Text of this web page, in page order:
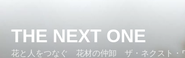
THE NEXT ONE
花と人をつなぐ 花材の仲卸 ザ・ネクスト・